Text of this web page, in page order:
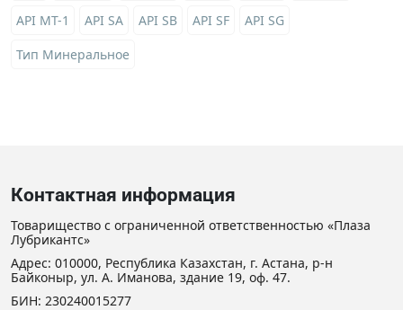
API MT-1
API SA API SB API SF
API SG
Тип Минеральное
Контактная информация
Товарищество с ограниченной ответственностью «Плаза
Лубрикантс»
Адрес: 010000, Республика Казахстан, г. Астана, р-н
Байконыр, ул. А. Иманова, здание 19, оф. 47.
БИН: 230240015277